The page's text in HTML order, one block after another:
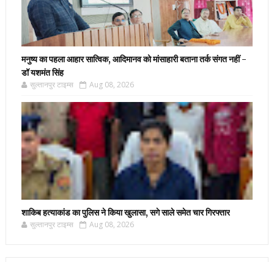
मनुष्य का पहला आहार सात्विक, आदिमानव को मांसाहारी बताना तर्क संगत नहीं -
डॉ यशमंत सिंह
सुल्तानपुर टाइम्स Aug 08, 2026
शाकिब हत्याकांड का पुलिस ने किया खुलासा, सगे साले समेत चार गिरफ्तार
सुल्तानपुर टाइम्स Aug 08, 2026